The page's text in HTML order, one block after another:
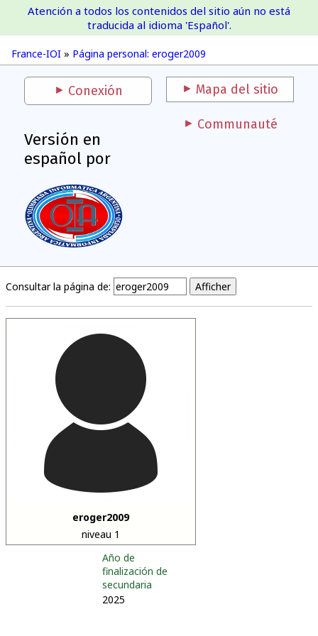
France-IOI
France-IOI » Página personal: eroger2009
Atención a todos los contenidos del sitio aún no está
traducida al idioma 'Español'.
Conexión Mapa del sitio
Versión en
español por
Communauté
Consultar la página de:
eroger2009
niveau 1
Año de
finalización de
secundaria
2025